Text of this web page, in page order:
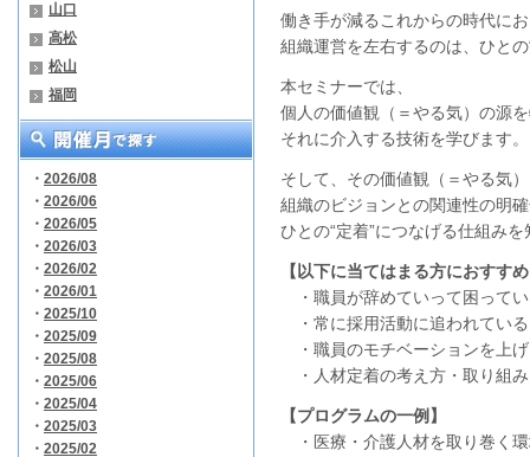
山口
高松
松山
福岡
・ 2026/08
・ 2026/06
・ 2026/05
・ 2026/03
・ 2026/02
・ 2026/01
・ 2025/10
・ 2025/09
・ 2025/08
・ 2025/06
・ 2025/04
・ 2025/03
・ 2025/02
働き手が減るこれからの時代に
組織運営を左右するのは、ひとの
本セミナーでは、
個人の価値観（＝やる気）の源
それに介入する技術を学びます。
そして、その価値観（＝やる気
組織のビジョンとの関連性の明
ひとの“定着”につなげる仕組み
【以下に当てはまる方におすす
・職員が辞めていって困って
・常に採用活動に追われている
・職員のモチベーションを上
・人材定着の考え方・取り組
【プログラムの一例】
・医療・介護人材を取り巻く